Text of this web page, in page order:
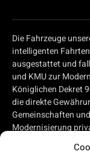
Die Fahrzeuge
intelligenten
ausgestattet und
und KMU zur
Königlichen Dekret
die direkte
Gemeinschaften
Modernisierung
Unternehmen, die